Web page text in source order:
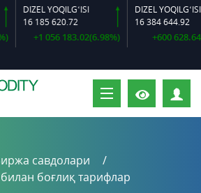
YOQILG‘ISI
185 620.72
056 183.02(6.98%)
DIZEL YOQILG‘ISI 0,5-40
16 384 644.92
+600 628.64(3.81%)
савдолари
боғлиқ тарифлар